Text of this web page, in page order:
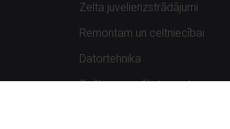
Zelta juvelierizstrādājumi
Remontam un celtniecībai
Datortehnika
Spēles un spēļu konsoles